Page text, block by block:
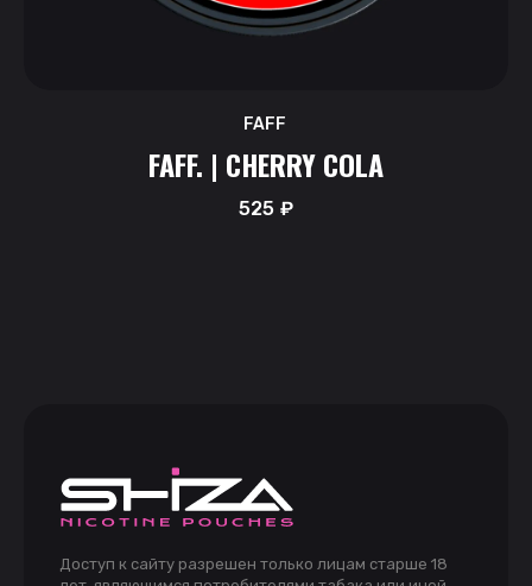
FAFF
FAFF. | CHERRY COLA
525₽
Доступ к сайту разрешен только лицам старше 18